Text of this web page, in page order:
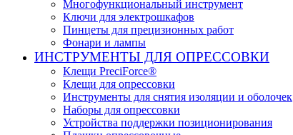
Многофункциональный инструмент
Ключи для электрошкафов
Пинцеты для прецизионных работ
Фонари и лампы
ИНСТРУМЕНТЫ ДЛЯ ОПРЕССОВКИ
Клещи PreciForce®
Клещи для опрессовки
Инструменты для снятия изоляции и оболочек
Наборы для опрессовки
Устройства поддержки позиционирования